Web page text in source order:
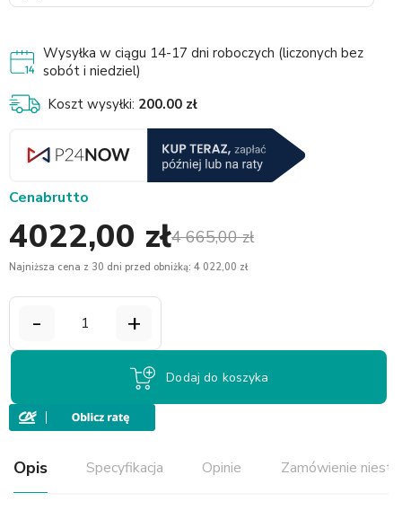
Wysyłka w ciągu 14-17 dni roboczych (liczonych bez
sobót i niedziel)
Koszt wysyłki: 200.00 zł
4 665,00 zł
Cenabrutto
4022,00 zł
Najniższa cena z 30 dni przed obniżką: 4 022,00 zł
- +
Dodaj do koszyka
Opis Specyfikacja Opinie Zamówienie